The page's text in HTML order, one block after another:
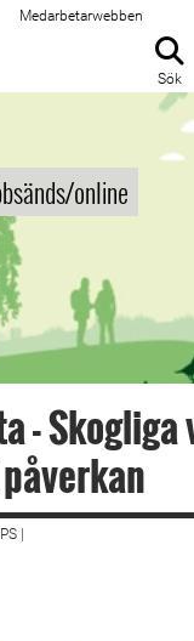
Medarbetarwebben
Sök
online
- Skogliga
|